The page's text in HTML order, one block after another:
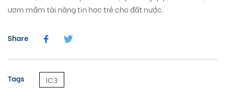
ươm mầm tài năng tin học trẻ cho đất nước.
Share
Tags IC3